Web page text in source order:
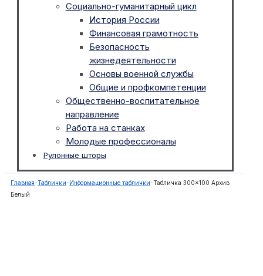
Социально-гуманитарный цикл
История России
Финансовая грамотность
Безопасность
жизнедеятельности
Основы военной службы
Общие и профкомпетенции
Общественно-воспитательное
направление
Работа на станках
Молодые профессионалы
Рулонные шторы
Главная-Таблички- Информационные таблички-Табличка 300×100 Архив
Белый